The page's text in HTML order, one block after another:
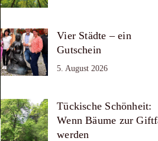
Vier Städte – ein
Gutschein
5. August 2026
Tückische Schönheit:
Wenn Bäume zur
werden